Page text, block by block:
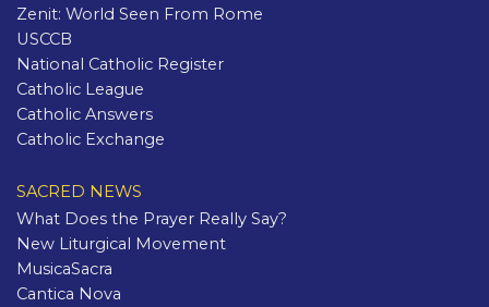
Zenit: World Seen From Rome
USCCB
National Catholic Register
Catholic League
Catholic Answers
Catholic Exchange
SACRED NEWS
What Does the Prayer Really Say?
New Liturgical Movement
MusicaSacra
Cantica Nova